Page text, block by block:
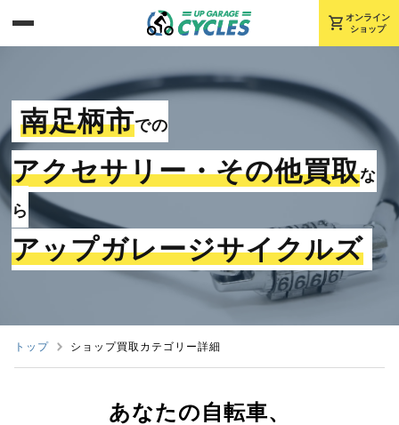
shopping_cart オンライン
ショップ
南足柄市での
アクセサリー・その他買取な
ら
アップガレージサイクルズ
トップ ショップ買取カテゴリー詳細
あなたの自転車、